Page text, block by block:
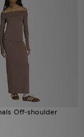
Off-shoulder